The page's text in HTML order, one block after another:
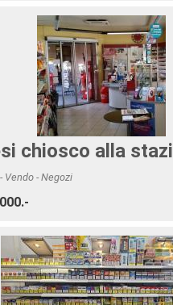
chiosco alla
Vendo - Negozi